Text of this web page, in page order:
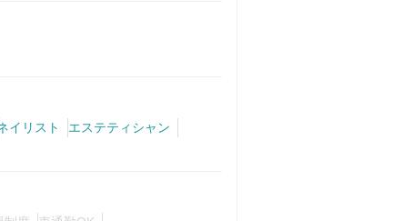
イリスト
エステティシャン